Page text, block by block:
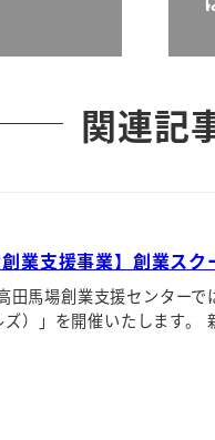
関連記
業支援事業】創業ス
田馬場創業支援センター
）」を開催いたします